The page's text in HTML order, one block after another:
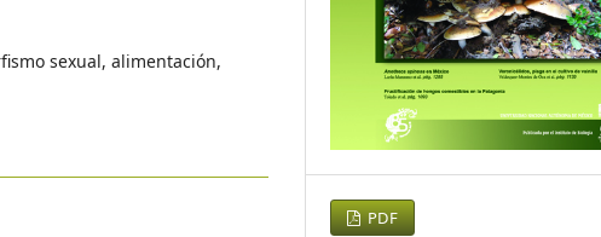
sexual, alimentación,
PDF